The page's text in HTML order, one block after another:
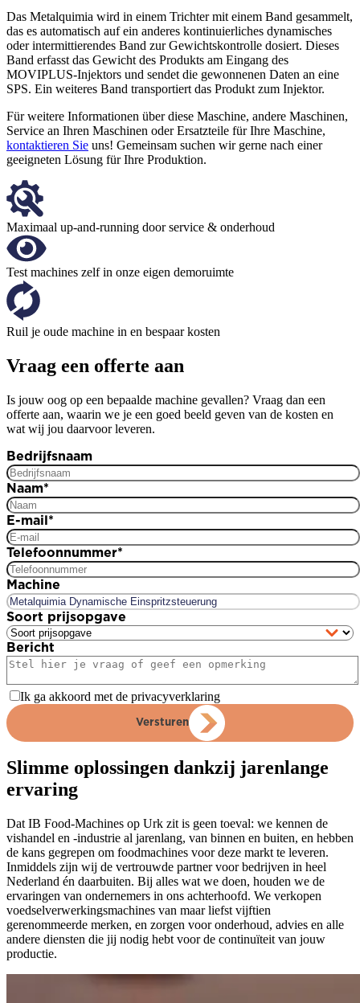
Das Metalquimia wird in einem Trichter mit einem Band gesammelt,
das es automatisch auf ein anderes kontinuierliches dynamisches
oder intermittierendes Band zur Gewichtskontrolle dosiert. Dieses
Band erfasst das Gewicht des Produkts am Eingang des
MOVIPLUS-Injektors und sendet die gewonnenen Daten an eine
SPS. Ein weiteres Band transportiert das Produkt zum Injektor.
Für weitere Informationen über diese Maschine, andere Maschinen,
Service an Ihren Maschinen oder Ersatzteile für Ihre Maschine,
kontaktieren Sie uns! Gemeinsam suchen wir gerne nach einer
geeigneten Lösung für Ihre Produktion.
Maximaal up-and-running door service & onderhoud
Test machines zelf in onze eigen demoruimte
Ruil je oude machine in en bespaar kosten
Vraag een offerte aan
Is jouw oog op een bepaalde machine gevallen? Vraag dan een
offerte aan, waarin we je een goed beeld geven van de kosten en
wat wij jou daarvoor leveren.
Bedrijfsnaam
Naam*
E-mail*
Telefoonnummer*
Machine
Soort prijsopgave
Bericht
Ik ga akkoord met de privacyverklaring
Versturen
Slimme oplossingen dankzij jarenlange
ervaring
Dat IB Food-Machines op Urk zit is geen toeval: we kennen de
vishandel en -industrie al jarenlang, van binnen en buiten, en hebben
de kans gegrepen om foodmachines voor deze markt te leveren.
Inmiddels zijn wij de vertrouwde partner voor bedrijven in heel
Nederland én daarbuiten. Bij alles wat we doen, houden we de
ervaringen van ondernemers in ons achterhoofd. We verkopen
voedselverwerkingsmachines van maar liefst vijftien
gerenommeerde merken, en zorgen voor onderhoud, advies en alle
andere diensten die jij nodig hebt voor de continuïteit van jouw
productie.